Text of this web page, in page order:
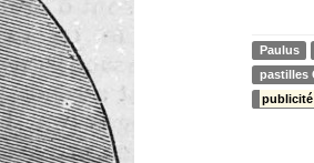
Paulus
pastilles
publicité